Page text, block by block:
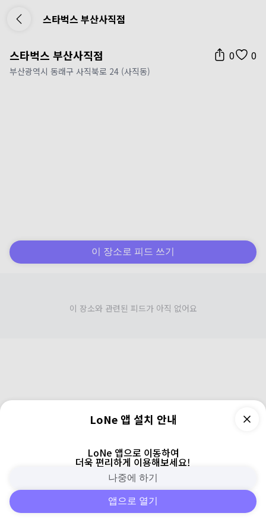
스타벅스 부산사직점
스타벅스 부산사직점 0 0
부산광역시 동래구 사직북로 24 (사직동)
이 장소로 피드 쓰기
이 장소와 관련된 피드가 아직 없어요
피드 주변 검색 로그인
LoNe 앱 설치 안내
LoNe 앱으로 이동하여
더욱 편리하게 이용해보세요!
나중에 하기
앱으로 열기